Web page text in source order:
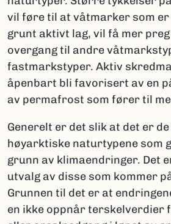
vil føre til at våtmarker som er
grunt aktivt lag, vil få mer
overgang til andre
fastmarkstyper. Aktiv
åpenbart bli favorisert av en
av permafrost som fører til
Generelt er det slik at det er
høyarktiske naturtypene som
grunn av klimaendringer. Det
utvalg av disse som kommer
Grunnen til det er at
en ikke oppnår terskelverdier